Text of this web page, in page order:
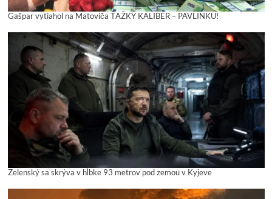
Gašpar vytiahol na Matoviča ŤAŽKÝ KALIBER – PAVLÍNKU!
Zelenský sa skrýva v hĺbke 93 metrov pod zemou v Kyjeve